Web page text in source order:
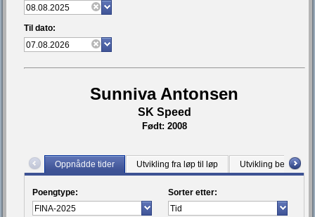
Til dato:
Sunniva Antonsen
SK Speed
Født: 2008
Oppnådde tider Utvikling fra løp til løp Utvikling bestetid
Poengtype: Sorter etter: